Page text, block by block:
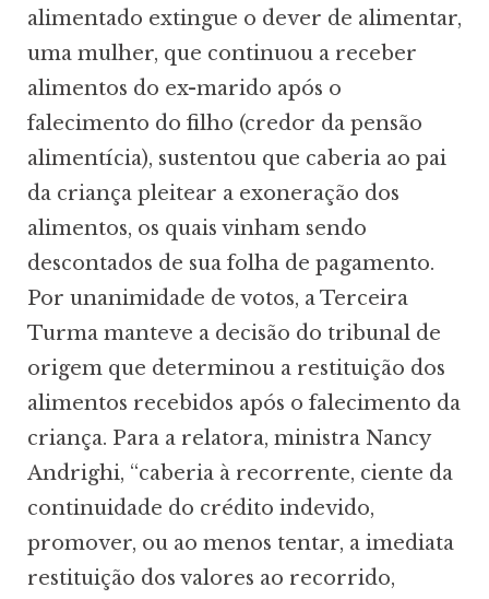
alimentado extingue o dever de alimentar,
uma mulher, que continuou a receber
alimentos do ex-marido após o
falecimento do filho (credor da pensão
alimentícia), sustentou que caberia ao pai
da criança pleitear a exoneração dos
alimentos, os quais vinham sendo
descontados de sua folha de pagamento.
Por unanimidade de votos, a Terceira
Turma manteve a decisão do tribunal de
origem que determinou a restituição dos
alimentos recebidos após o falecimento da
criança. Para a relatora, ministra Nancy
Andrighi, “caberia à recorrente, ciente da
continuidade do crédito indevido,
promover, ou ao menos tentar, a imediata
restituição dos valores ao recorrido,